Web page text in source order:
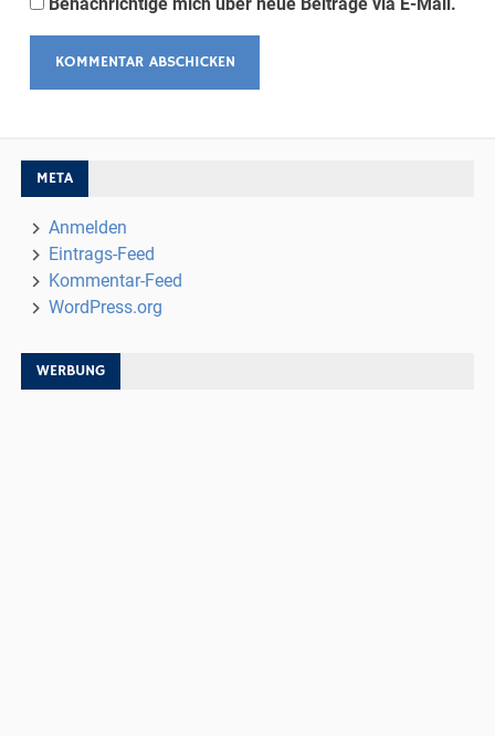
META
Anmelden
Eintrags-Feed
Kommentar-Feed
WordPress.org
WERBUNG